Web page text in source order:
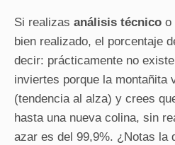
Si realizas análisis técnico o
bien realizado, el porcentaje
decir: prácticamente no
inviertes porque la montañita
(tendencia al alza) y crees
hasta una nueva colina, sin
azar es del 99,9%. ¿Notas la